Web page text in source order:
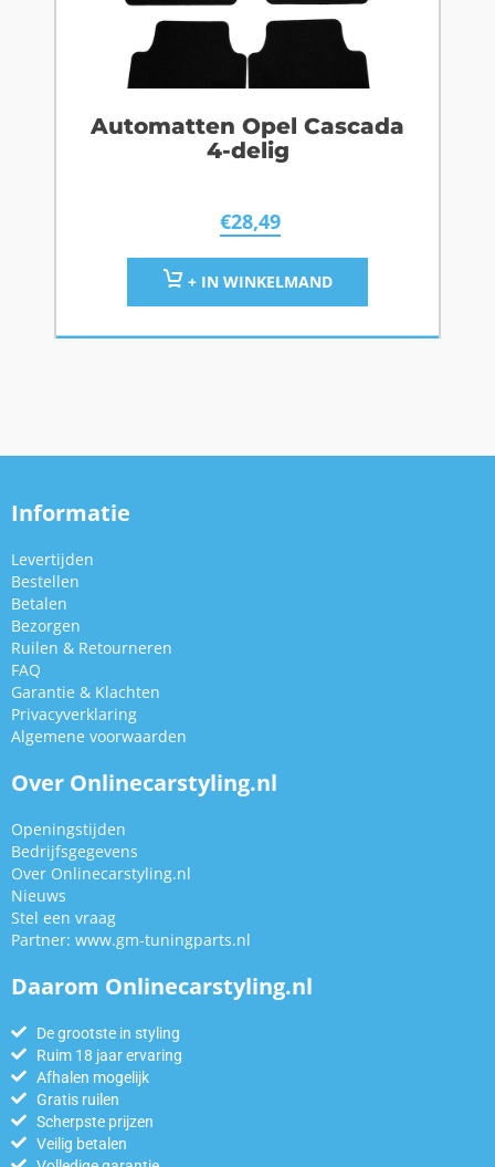
Automatten Opel Cascada
4-delig
€28,49
+ IN WINKELMAND
Informatie
Levertijden
Bestellen
Betalen
Bezorgen
Ruilen & Retourneren
FAQ
Garantie & Klachten
Privacyverklaring
Algemene voorwaarden
Over Onlinecarstyling.nl
Openingstijden
Bedrijfsgegevens
Over Onlinecarstyling.nl
Nieuws
Stel een vraag
Partner: www.gm-tuningparts.nl
Daarom Onlinecarstyling.nl
De grootste in styling
Ruim 18 jaar ervaring
Afhalen mogelijk
Gratis ruilen
Scherpste prijzen
Veilig betalen